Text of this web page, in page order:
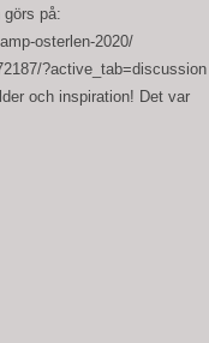
osterlen-2020/
?active_tab=discussion
inspiration! Det var